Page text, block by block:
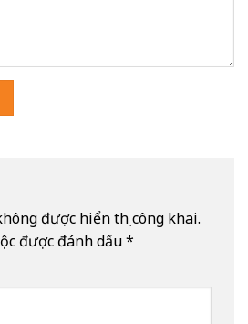
được hiển thị công khai.
được đánh dấu*